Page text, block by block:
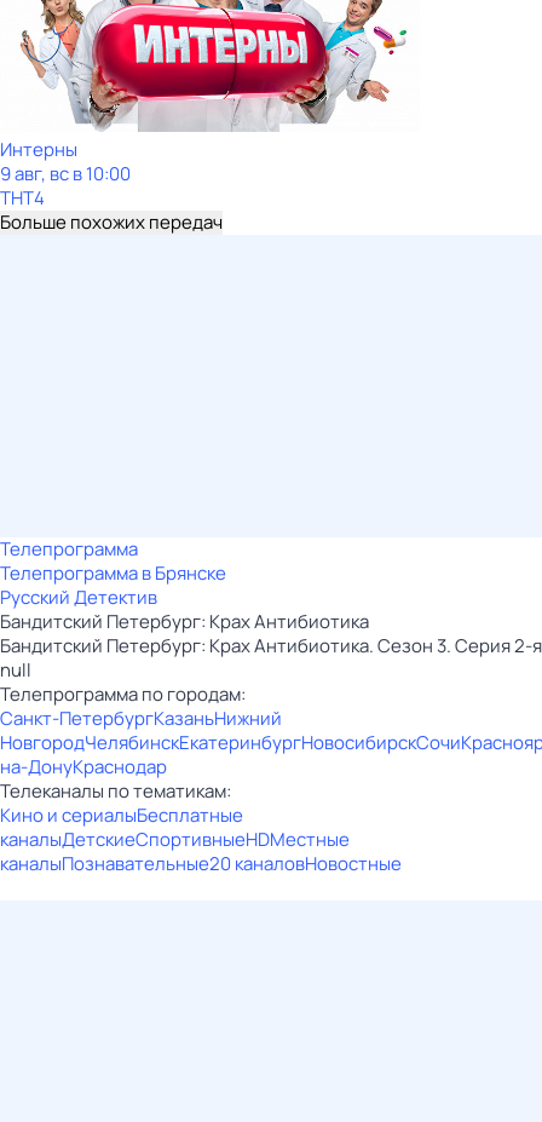
Интерны
9 авг, вс в 10:00
ТНТ4
Больше похожих передач
Телепрограмма
Телепрограмма в Брянске
Русский Детектив
Бандитский Петербург: Крах Антибиотика
Бандитский Петербург: Крах Антибиотика. Сезон 3. Серия 2-я
null
Телепрограмма по городам:
Санкт-ПетербургКазаньНижний
НовгородЧелябинскЕкатеринбургНовосибирскСочи
на-ДонуКраснодар
Телеканалы по тематикам:
Кино и сериалыБесплатные
каналыДетскиеСпортивныеHDМестные
каналыПознавательные20 каналовНовостные